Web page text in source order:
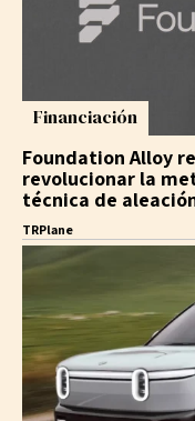
Financiación
Foundation Alloy
revolucionar la
técnica de
TRPlane